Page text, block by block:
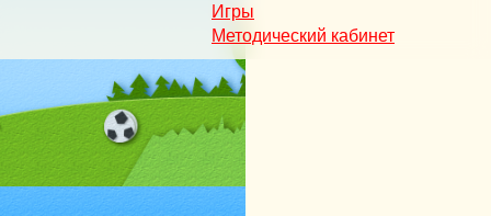
Игры
Методический кабинет